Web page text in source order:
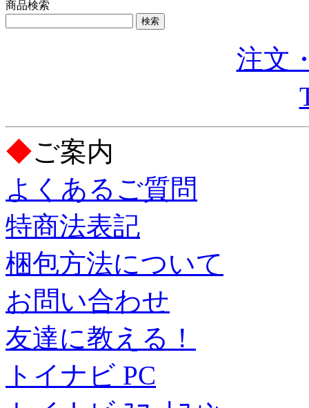
商品検索
注文
◆ご案内
よくあるご質問
特商法表記
梱包方法について
お問い合わせ
友達に教える！
トイナビ PC